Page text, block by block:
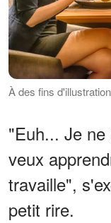
À des fins
"Euh... Je
veux
travaille",
petit rire.